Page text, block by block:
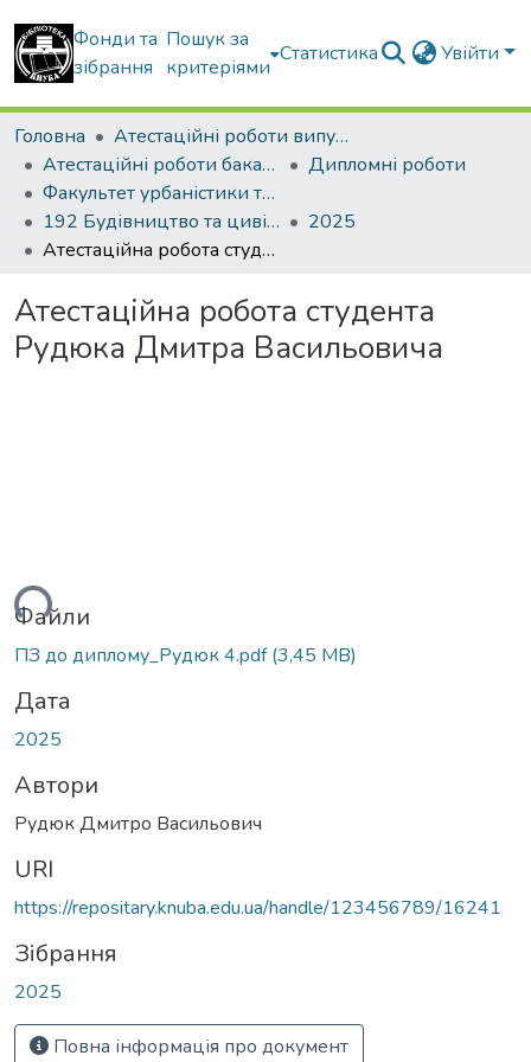
Фонди та
зібрання
Пошук за
критеріями
Статистика Увійти
Головна
Атестаційні роботи випускників
Атестаційні роботи бакалаврів
Дипломні роботи
Факультет урбаністики та просторового планування
192 Будівництво та цивільна інженерія. Міське будівництво та господарство
2025
Атестаційна робота студента Рудюка Дмитра Васильовича
Атестаційна робота студента
Рудюка Дмитра Васильовича
Файли
ПЗ до диплому_Рудюк 4.pdf(3,45 MB)
Дата
2025
Автори
Рудюк Дмитро Васильович
URI
https://repositary.knuba.edu.ua/handle/123456789/16241
Зібрання
2025
Повна інформація про документ